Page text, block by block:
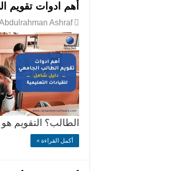
أهم ادوات تقويم
Ashraf
الطالب؟ التقويم
أكمل القراءة »